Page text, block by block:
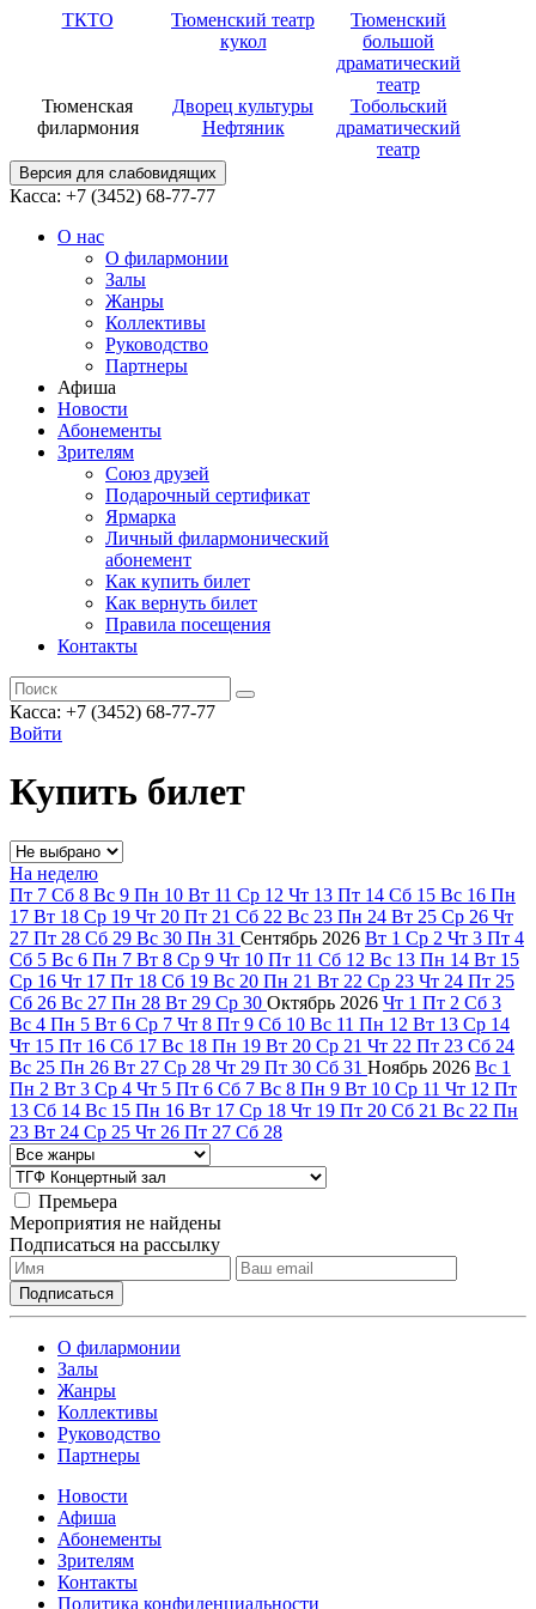
ТКТО
Тюменский театр
кукол
Тюменский
большой
драматический
театр
Тюменская
филармония
Дворец культуры
Нефтяник
Тобольский
драматический
театр
Версия для слабовидящих
Касса: +7 (3452) 68-77-77
О нас
О филармонии
Залы
Жанры
Коллективы
Руководство
Партнеры
Афиша
Новости
Абонементы
Зрителям
Союз друзей
Подарочный сертификат
Ярмарка
Личный филармонический
абонемент
Как купить билет
Как вернуть билет
Правила посещения
Контакты
Касса: +7 (3452) 68-77-77
Войти
Купить билет
На неделю
Пт 7 Сб 8 Вс 9 Пн 10 Вт 11 Ср 12 Чт 13 Пт 14 Сб 15 Вс 16 Пн
17 Вт 18 Ср 19 Чт 20 Пт 21 Сб 22 Вс 23 Пн 24 Вт 25 Ср 26 Чт
27 Пт 28 Сб 29 Вс 30 Пн 31 Сентябрь 2026 Вт 1 Ср 2 Чт 3 Пт 4
Сб 5 Вс 6 Пн 7 Вт 8 Ср 9 Чт 10 Пт 11 Сб 12 Вс 13 Пн 14 Вт 15
Ср 16 Чт 17 Пт 18 Сб 19 Вс 20 Пн 21 Вт 22 Ср 23 Чт 24 Пт 25
Сб 26 Вс 27 Пн 28 Вт 29 Ср 30 Октябрь 2026 Чт 1 Пт 2 Сб 3
Вс 4 Пн 5 Вт 6 Ср 7 Чт 8 Пт 9 Сб 10 Вс 11 Пн 12 Вт 13 Ср 14
Чт 15 Пт 16 Сб 17 Вс 18 Пн 19 Вт 20 Ср 21 Чт 22 Пт 23 Сб 24
Вс 25 Пн 26 Вт 27 Ср 28 Чт 29 Пт 30 Сб 31 Ноябрь 2026 Вс 1
Пн 2 Вт 3 Ср 4 Чт 5 Пт 6 Сб 7 Вс 8 Пн 9 Вт 10 Ср 11 Чт 12 Пт
13 Сб 14 Вс 15 Пн 16 Вт 17 Ср 18 Чт 19 Пт 20 Сб 21 Вс 22 Пн
23 Вт 24 Ср 25 Чт 26 Пт 27 Сб 28
Премьера
Мероприятия не найдены
Подписаться на рассылку
О филармонии
Залы
Жанры
Коллективы
Руководство
Партнеры
Новости
Афиша
Абонементы
Зрителям
Контакты
Политика конфиденциальности